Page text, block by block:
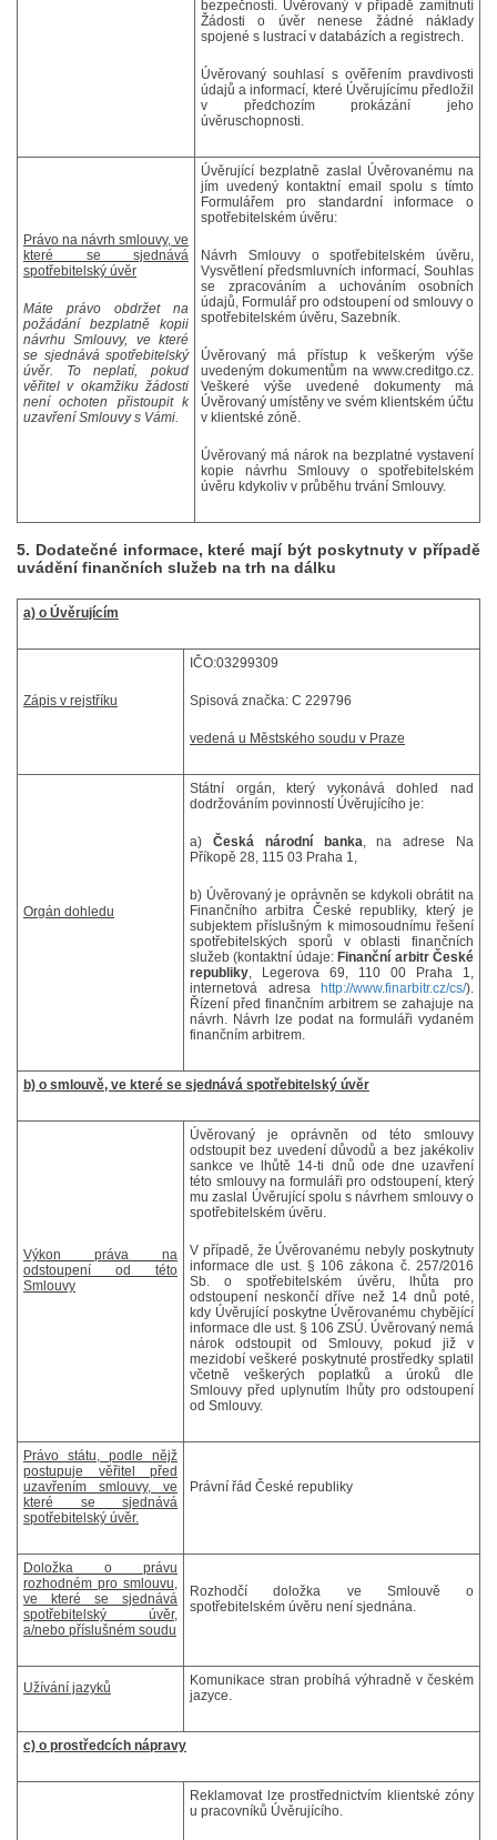
bezpečností. Úvěrovaný v případě zamítnutí
Žádosti o úvěr nenese žádné náklady
spojené s lustrací v databázích a registrech.
Úvěrovaný souhlasí s ověřením pravdivosti
údajů a informací, které Úvěrujícímu předložil
v předchozím prokázání jeho
úvěruschopnosti.
Právo na návrh smlouvy, ve
které se sjednává
spotřebitelský úvěr
Máte právo obdržet na
požádání bezplatně kopii
návrhu Smlouvy, ve které
se sjednává spotřebitelský
úvěr. To neplatí, pokud
věřitel v okamžiku žádosti
není ochoten přistoupit k
uzavření Smlouvy s Vámi.
Úvěrující bezplatně zaslal Úvěrovanému na
jím uvedený kontaktní email spolu s tímto
Formulářem pro standardní informace o
spotřebitelském úvěru:
Návrh Smlouvy o spotřebitelském úvěru,
Vysvětlení předsmluvních informací, Souhlas
se zpracováním a uchováním osobních
údajů, Formulář pro odstoupení od smlouvy o
spotřebitelském úvěru, Sazebník.
Úvěrovaný má přístup k veškerým výše
uvedeným dokumentům na www.creditgo.cz.
Veškeré výše uvedené dokumenty má
Úvěrovaný umístěny ve svém klientském účtu
v klientské zóně.
Úvěrovaný má nárok na bezplatné vystavení
kopie návrhu Smlouvy o spotřebitelském
úvěru kdykoliv v průběhu trvání Smlouvy.
5. Dodatečné informace, které mají být poskytnuty v případě
uvádění finančních služeb na trh na dálku
a) o Úvěrujícím
Zápis v rejstříku
IČO:03299309
Spisová značka: C 229796
vedená u Městského soudu v Praze
Orgán dohledu
Státní orgán, který vykonává dohled nad
dodržováním povinností Úvěrujícího je:
a) Česká národní banka, na adrese Na
Příkopě 28, 115 03 Praha 1,
b) Úvěrovaný je oprávněn se kdykoli obrátit na
Finančního arbitra České republiky, který je
subjektem příslušným k mimosoudnímu řešení
spotřebitelských sporů v oblasti finančních
služeb (kontaktní údaje: Finanční arbitr České
republiky, Legerova 69, 110 00 Praha 1,
internetová adresahttp://www.finarbitr.cz/cs/).
Řízení před finančním arbitrem se zahajuje na
návrh. Návrh lze podat na formuláři vydaném
finančním arbitrem.
b) o smlouvě, ve které se sjednává spotřebitelský úvěr
Výkon práva na
odstoupení od této
Smlouvy
Úvěrovaný je oprávněn od této smlouvy
odstoupit bez uvedení důvodů a bez jakékoliv
sankce ve lhůtě 14-ti dnů ode dne uzavření
této smlouvy na formuláři pro odstoupení, který
mu zaslal Úvěrující spolu s návrhem smlouvy o
spotřebitelském úvěru.
V případě, že Úvěrovanému nebyly poskytnuty
informace dle ust. § 106 zákona č. 257/2016
Sb. o spotřebitelském úvěru, lhůta pro
odstoupení neskončí dříve než 14 dnů poté,
kdy Úvěrující poskytne Úvěrovanému chybějící
informace dle ust. § 106 ZSÚ. Úvěrovaný nemá
nárok odstoupit od Smlouvy, pokud již v
mezidobí veškeré poskytnuté prostředky splatil
včetně veškerých poplatků a úroků dle
Smlouvy před uplynutím lhůty pro odstoupení
od Smlouvy.
Právo státu, podle nějž
postupuje věřitel před
uzavřením smlouvy, ve
které se sjednává
spotřebitelský úvěr.
Právní řád České republiky
Doložka o právu
rozhodném pro smlouvu,
ve které se sjednává
spotřebitelský úvěr,
a/nebo příslušném soudu
Rozhodčí doložka ve Smlouvě o
spotřebitelském úvěru není sjednána.
Užívání jazyků
Komunikace stran probíhá výhradně v českém
jazyce.
c) o prostředcích nápravy
Reklamovat lze prostřednictvím klientské zóny
u pracovníků Úvěrujícího.